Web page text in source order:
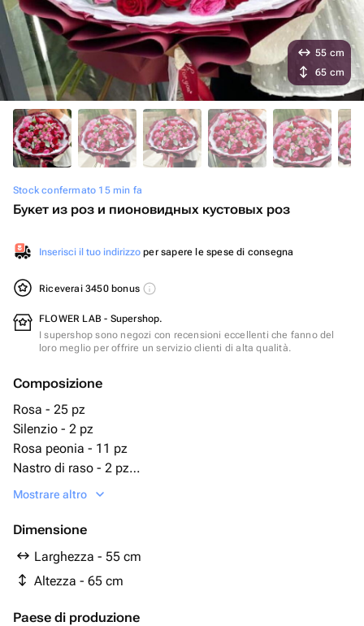
Stock confermato 15 min fa
Букет из роз и пионовидных кустовых роз
Inserisci il tuo indirizzo per sapere le spese di consegna
Riceverai 3450 bonus
FLOWER LAB - Supershop.
I supershop sono negozi con recensioni eccellenti che fanno del
loro meglio per offrire un servizio clienti di alta qualità.
Composizione
Rosa - 25 pz
Silenzio - 2 pz
Rosa peonia - 11 pz
Nastro di raso - 2 pz
Confezione di design - 5 pz
Mostrare altro
Dimensione
Larghezza - 55 cm
Altezza - 65 cm
Paese di produzione
55 cm
65 cm